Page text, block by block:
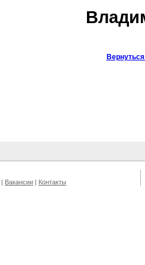
| Вакансии | Контакты